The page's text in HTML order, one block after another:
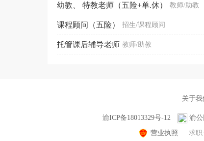
幼教、 特教老师（五险+单.休） 教师/助教
课程顾问（五险） 招生/课程顾问
托管课后辅导老师 教师/助教
关于我
渝ICP备18013329号-12 渝公
营业执照 求职